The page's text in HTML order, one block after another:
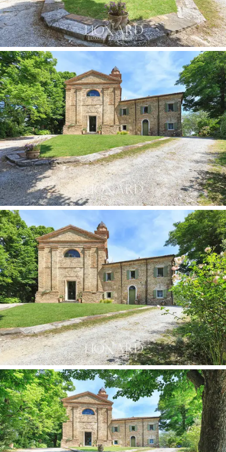
espléndida terraza panorámica y al jardín, además de a
la ex casa parroquial subdividida en dos apartamentos
independientes, que se pueden reunir si es necesario.
El primer apartamento está compuesto por sala de
estar, cocina comedor, dos dormitorios y dos baños,
mientras que el segundo alberga cocina comedor con
acceso a una terraza panorámica, sala de estar,
dormitorio y baño.
Una segunda unidad, rodeada de terrazas y jardín,
comprende sala de estar, cocina comedor, dos
dormitorios y dos baños.
Unica en su género, inmersa en el silencio y en la
privacidad de las colinas de Romaña, en Italia, esta
antigua vivienda ofrece las más modernas
comodidades en un contexto histórico de gran encanto
y de inestimable valor.